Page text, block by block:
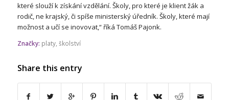
které slouží k získání vzdělání. Školy, pro které je klient žák a
rodič, ne krajský, či spíše ministerský úředník. Školy, které mají
možnost a učí se inovovat,“ říká Tomáš Pajonk.
Značky: platy, školství
Share this entry